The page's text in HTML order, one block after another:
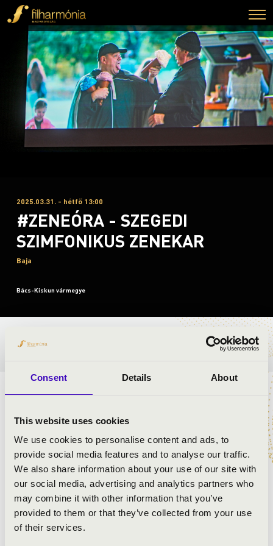
Consent Details About
This website uses cookies
We use cookies to personalise content and ads, to
provide social media features and to analyse our traffic.
We also share information about your use of our site with
our social media, advertising and analytics partners who
may combine it with other information that you’ve
provided to them or that they’ve collected from your use
of their services.
2025.03.31. - hétfő 13:00
#ZENEÓRA - SZEGEDI
SZIMFONIKUS ZENEKAR
Baja
Bács-Kiskun vármegye
BÉRLET- ÉS JEGYÁRAK
ELŐADÓK:
Szegedi Szimfonikus Zenekar
Somorjai Péter- karmester
Kriszta Kinga (02.24)- ének
Horváth István (02.24)- ének
Fülep Máté (03.31.)- ének
Szélpál Szilveszter (02.24,26,03.31)- ének
Bartos Barna (02.26)- ének
Nagy Zsófia (02.26 és 03.31.)